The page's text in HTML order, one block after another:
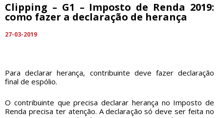
Clipping – G1 – Imposto de Renda 2019:
como fazer a declaração de herança
27-03-2019
Para declarar herança, contribuinte deve fazer declaração
final de espólio.
O contribuinte que precisa declarar herança no Imposto de
Renda precisa ter atenção. A declaração só deve ser feita no